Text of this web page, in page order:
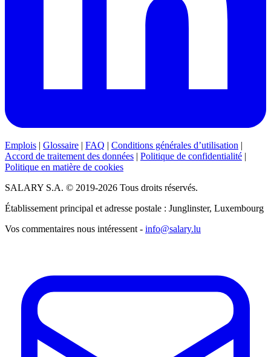
Emplois | Glossaire | FAQ | Conditions générales d’utilisation |
Accord de traitement des données | Politique de confidentialité |
Politique en matière de cookies
SALARY S.A. © 2019-2026 Tous droits réservés.
Établissement principal et adresse postale : Junglinster, Luxembourg
Vos commentaires nous intéressent - info@salary.lu